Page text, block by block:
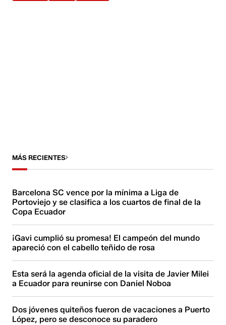
MÁS RECIENTES
Barcelona SC vence por la mínima a Liga de
Portoviejo y se clasifica a los cuartos de final de la
Copa Ecuador
¡Gavi cumplió su promesa! El campeón del mundo
apareció con el cabello teñido de rosa
Esta será la agenda oficial de la visita de Javier Milei
a Ecuador para reunirse con Daniel Noboa
Dos jóvenes quiteños fueron de vacaciones a Puerto
López, pero se desconoce su paradero